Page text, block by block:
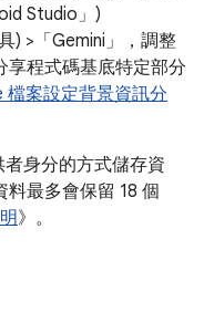
Studio」 )
>「Gemini」
，調整
享程式碼基底特定部分
檔案設定背景資訊分
身分的方式儲存資
最多會保留 18 個
》。